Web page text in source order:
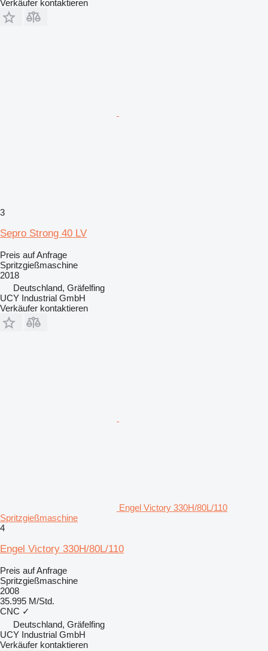
Verkäufer kontaktieren
3
Sepro Strong 40 LV
Preis auf Anfrage
Spritzgießmaschine
2018
Deutschland, Gräfelfing
UCY Industrial GmbH
Verkäufer kontaktieren
Engel Victory 330H/80L/110
Spritzgießmaschine
4
Engel Victory 330H/80L/110
Preis auf Anfrage
Spritzgießmaschine
2008
35.995 M/Std.
CNC ✓
Deutschland, Gräfelfing
UCY Industrial GmbH
Verkäufer kontaktieren